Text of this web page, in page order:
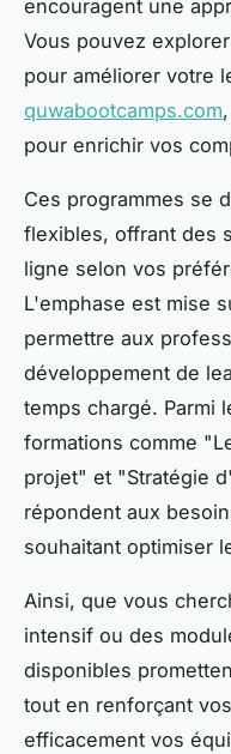
encouragent une
Vous pouvez
pour améliorer votre
quwabootcamps.com
pour enrichir vos
Ces programmes se
flexibles, offrant des
ligne selon vos
L'emphase est mise
permettre aux
développement de
temps chargé. Parmi
formations comme
projet" et "Stratégie
répondent aux
souhaitant optimiser
Ainsi, que vous
intensif ou des
disponibles
tout en renforçant
efficacement vos